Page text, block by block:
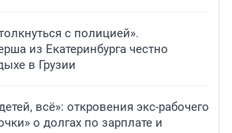
с полицией».
из Екатеринбурга честно
в Грузии
всё»: откровения экс-рабочего
о долгах по зарплате и